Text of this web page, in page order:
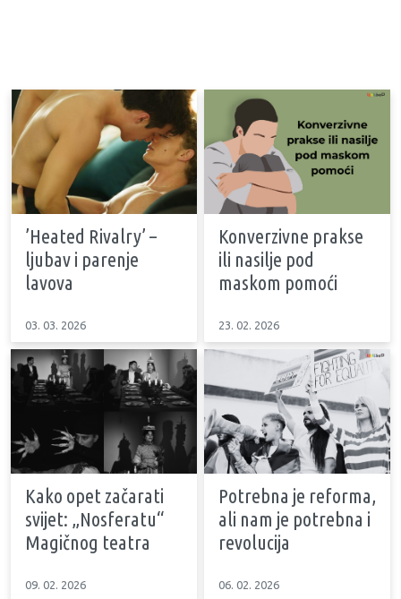
’Heated Rivalry’ –
ljubav i parenje
lavova
03. 03. 2026
Konverzivne prakse
ili nasilje pod
maskom pomoći
23. 02. 2026
Kako opet začarati
svijet: „Nosferatu“
Magičnog teatra
09. 02. 2026
Potrebna je reforma,
ali nam je potrebna i
revolucija
06. 02. 2026